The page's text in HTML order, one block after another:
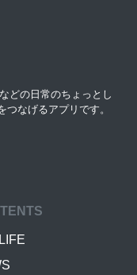
どの日常のちょっとし
なげるアプリです。